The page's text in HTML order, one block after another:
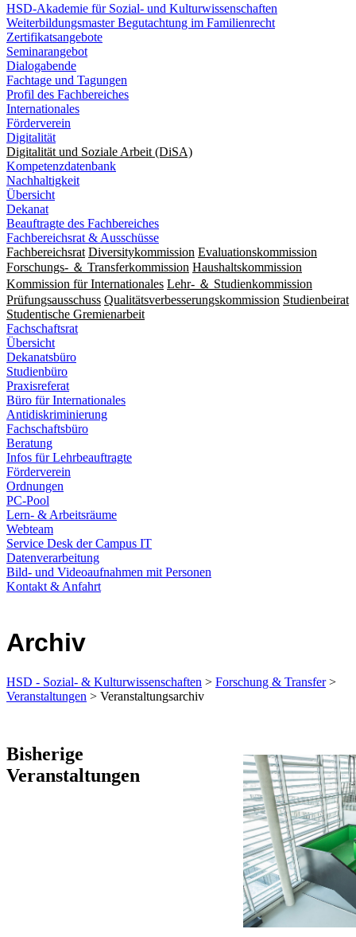
HSD-Akademie für Sozial- und Kulturwissenschaften
Weiterbildungsmaster Begutachtung im Familienrecht
Zertifikatsangebote
Seminarangebot
Dialogabende
Fachtage und Tagungen
Profil des Fachbereiches
Internationales
Förderverein
Digitalität
Digitalität und Soziale Arbeit (DiSA)
Kompetenzdatenbank
Nachhaltigkeit
Übersicht
Dekanat
Beauftragte des Fachbereiches
Fachbereichsrat & Ausschüsse
Fachbereichsrat Diversitykommission Evaluationskommission
Forschungs- ＆ Transferkommission Haushaltskommission
Kommission für Internationales Lehr- ＆ Studienkommission
Prüfungsausschuss Qualitätsverbesserungskommission Studienbeirat
Studentische Gremienarbeit
Fachschaftsrat
Übersicht
Dekanatsbüro
Studienbüro
Praxisreferat
Büro für Internationales
Antidiskriminierung
Fachschaftsbüro
Beratung
Infos für Lehrbeauftragte
Förderverein
Ordnungen
PC-Pool
Lern- & Arbeitsräume
Webteam
Service Desk der Campus IT
Datenverarbeitung
Bild- und Videoaufnahmen mit Personen
Kontakt & Anfahrt
Archiv
HSD - Sozial- & Kulturwissenschaften > Forschung & Transfer>
Veranstaltungen > Veranstaltungsarchiv
​​​​​​​​​​​​​​​​​Bisherige
Veranstaltungen
​23.